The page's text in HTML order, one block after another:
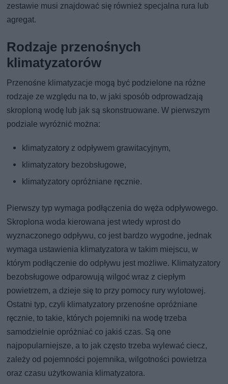
zestawie musi znajdować się również specjalna rura lub
agregat.
Rodzaje przenośnych
klimatyzatorów
Przenośne klimatyzacje mogą być podzielone na różne
rodzaje ze względu na to, w jaki sposób odprowadzają
skroploną wodę lub jak są skonstruowane. W pierwszym
podziale wyróżnić można:
klimatyzatory z odpływem grawitacyjnym,
klimatyzatory bezobsługowe,
klimatyzatory opróżniane ręcznie.
Pierwszy typ wymaga podłączenia do węża odpływowego.
Skroplona woda kierowana jest wtedy wprost do
wyznaczonego odpływu, co jest bardzo wygodne, jednak
wymaga ustawienia klimatyzatora w takim miejscu, w
którym podłączenie do odpływu jest możliwe. Klimatyzatory
bezobsługowe odparowują wilgoć wraz z ciepłym
powietrzem, a dzieje się to przy pomocy rury wylotowej.
Ostatni typ, czyli klimatyzatory przenośne opróżniane
ręcznie, to takie, których pojemniki na wodę trzeba
samodzielnie opróżniać co jakiś czas. Są one
najpopularniejsze, a to jak często trzeba wylewać ciecz,
zależy od pojemności pojemnika, wilgotności powietrza
oraz czasu użytkowania klimatyzatora.